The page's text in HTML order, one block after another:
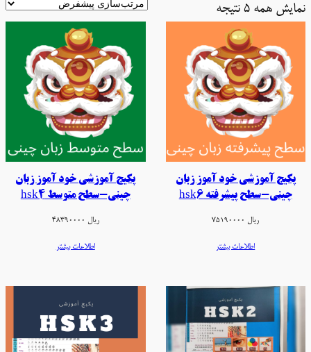
نمایش همه 5 نتیجه
پکیج آموزشی خود آموز زبان
چینی-سطح پیشرفته hsk6
ریال
اطلاعات بیشتر
پکیج آموزشی خود آموز زبان
چینی-سطح متوسط hsk4
ریال
اطلاعات بیشتر